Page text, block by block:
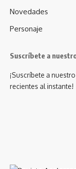
Novedades
Personaje
Suscríbete a
¡Suscríbete a
recientes al instante!